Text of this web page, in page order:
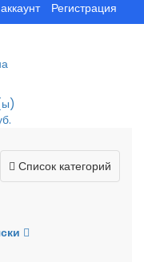
Регистрация
Список категорий